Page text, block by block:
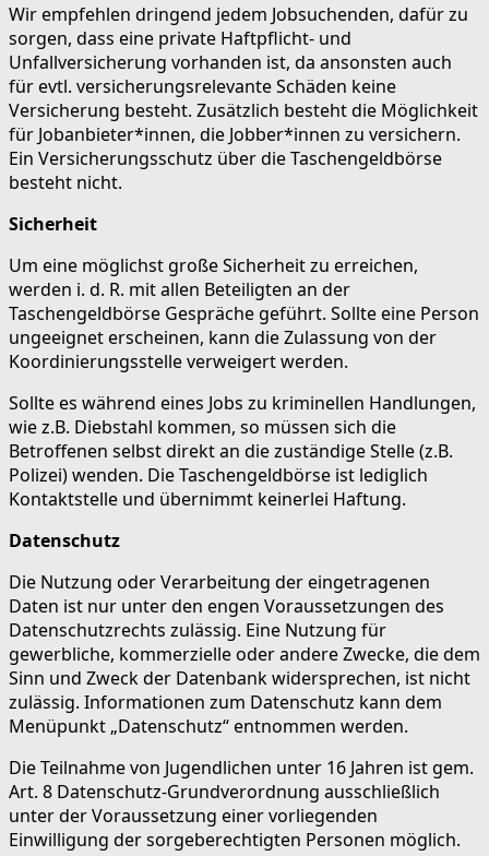
Wir empfehlen dringend jedem Jobsuchenden, dafür zu
sorgen, dass eine private Haftpflicht- und
Unfallversicherung vorhanden ist, da ansonsten auch
für evtl. versicherungsrelevante Schäden keine
Versicherung besteht. Zusätzlich besteht die Möglichkeit
für Jobanbieter*innen, die Jobber*innen zu versichern.
Ein Versicherungsschutz über die Taschengeldbörse
besteht nicht.
Sicherheit
Um eine möglichst große Sicherheit zu erreichen,
werden i. d. R. mit allen Beteiligten an der
Taschengeldbörse Gespräche geführt. Sollte eine Person
ungeeignet erscheinen, kann die Zulassung von der
Koordinierungsstelle verweigert werden.
Sollte es während eines Jobs zu kriminellen Handlungen,
wie z.B. Diebstahl kommen, so müssen sich die
Betroffenen selbst direkt an die zuständige Stelle (z.B.
Polizei) wenden. Die Taschengeldbörse ist lediglich
Kontaktstelle und übernimmt keinerlei Haftung.
Datenschutz
Die Nutzung oder Verarbeitung der eingetragenen
Daten ist nur unter den engen Voraussetzungen des
Datenschutzrechts zulässig. Eine Nutzung für
gewerbliche, kommerzielle oder andere Zwecke, die dem
Sinn und Zweck der Datenbank widersprechen, ist nicht
zulässig. Informationen zum Datenschutz kann dem
Menüpunkt „Datenschutz“ entnommen werden.
Die Teilnahme von Jugendlichen unter 16 Jahren ist gem.
Art. 8 Datenschutz-Grundverordnung ausschließlich
unter der Voraussetzung einer vorliegenden
Einwilligung der sorgeberechtigten Personen möglich.